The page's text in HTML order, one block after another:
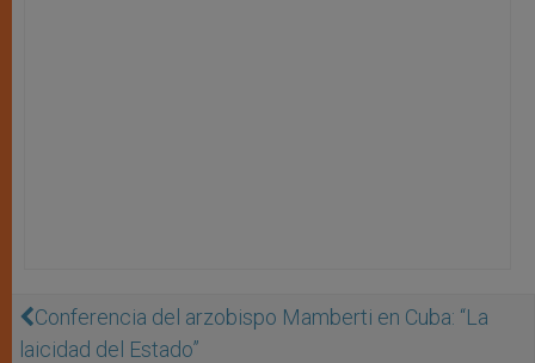
Conferencia del arzobispo Mamberti en Cuba: “La
laicidad del Estado”